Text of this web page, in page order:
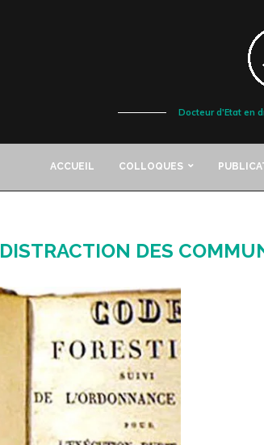
Docteur d'Etat en
ACCUEIL COLLOQUES
DISTRACTION DES